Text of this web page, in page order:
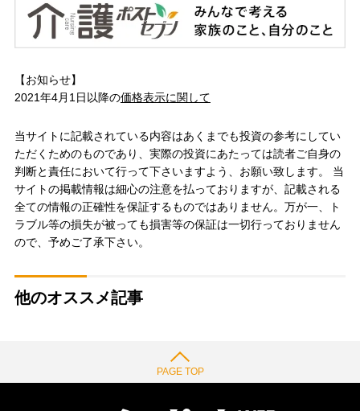
【お知らせ】
2021年4月1日以降の価格表示に関して
当サイトに記載されている内容はあくまでも投資の参考にしてい
ただくためのものであり、実際の投資にあたっては読者ご自身の
判断と責任において行って下さいますよう、お願い致します。 当
サイトの掲載情報は細心の注意を払っておりますが、記載される
全ての情報の正確性を保証するものではありません。万が一、ト
ラブル等の損失が被っても損害等の保証は一切行っておりません
ので、予めご了承下さい。
他のオススメ記事
PAGE TOP